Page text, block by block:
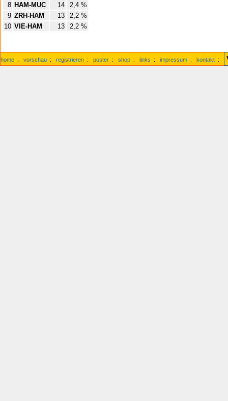
8 HAM-MUC 14
2,4 %
9 ZRH-HAM 13
2,2 %
10 VIE-HAM 13 2,2 %
home : vorschau : registrieren : poster : shop : links : impressum : kontakt :